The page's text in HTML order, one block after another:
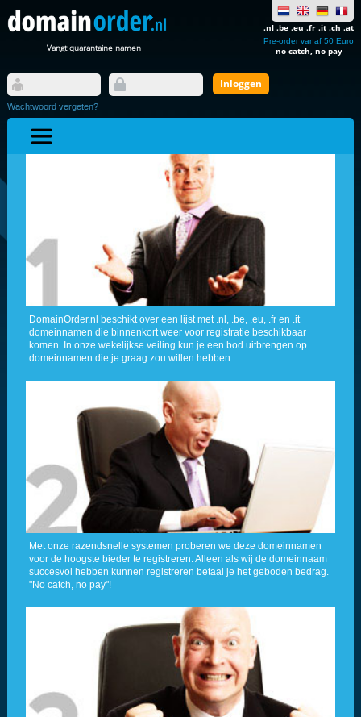
Vangt quarantaine namen
.nl .be .eu .fr .it .ch .at
Pre-order vanaf 50 Euro
no catch, no pay
Wachtwoord vergeten?
DomainOrder.nl beschikt over een lijst met .nl, .be, .eu, .fr en .it
domeinnamen die binnenkort weer voor registratie beschikbaar
komen. In onze wekelijkse veiling kun je een bod uitbrengen op
domeinnamen die je graag zou willen hebben.
Met onze razendsnelle systemen proberen we deze domeinnamen
voor de hoogste bieder te registreren. Alleen als wij de domeinnaam
succesvol hebben kunnen registreren betaal je het geboden bedrag.
"No catch, no pay"!